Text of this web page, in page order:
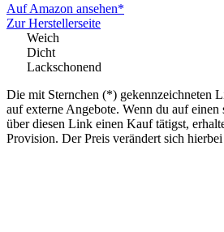
Auf Amazon ansehen*
Zur Herstellerseite
Weich
Dicht
Lackschonend
Die mit Sternchen (*) gekennzeichneten
auf externe Angebote. Wenn du auf
über diesen Link einen Kauf tätigst,
Provision. Der Preis verändert sich